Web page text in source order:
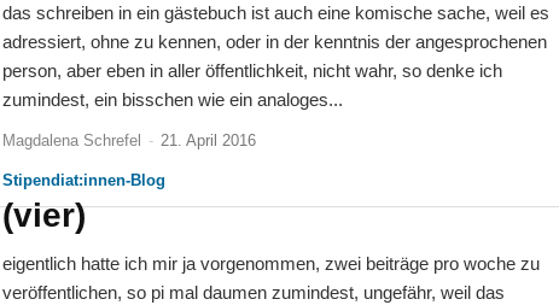
das schreiben in ein gästebuch ist auch eine komische sache, weil es
adressiert, ohne zu kennen, oder in der kenntnis der angesprochenen
person, aber eben in aller öffentlichkeit, nicht wahr, so denke ich
zumindest, ein bisschen wie ein analoges...
Magdalena Schrefel - 21. April 2016
Stipendiat:innen-Blog
(vier)
eigentlich hatte ich mir ja vorgenommen, zwei beiträge pro woche zu
veröffentlichen, so pi mal daumen zumindest, ungefähr, weil das